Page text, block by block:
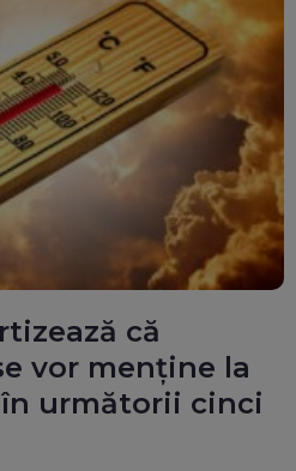
că
vor menține la
următorii cinci